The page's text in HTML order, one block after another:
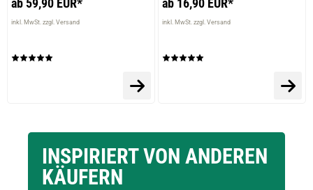
ab 59,90 EUR*
inkl. MwSt. zzgl. Versand
ab 16,90 EUR*
inkl. MwSt. zzgl. Versand
INSPIRIERT VON ANDEREN
KÄUFERN